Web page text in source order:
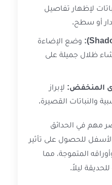
لإظهار تفاصيل
أو سطح.
وضع الإضاءة
ظلال جميلة على
المنخفض: لإبراز
والنباتات القصيرة.
مهم في الحدائق
للحصول على تأثير
المتموجة، مما
ليلاً.